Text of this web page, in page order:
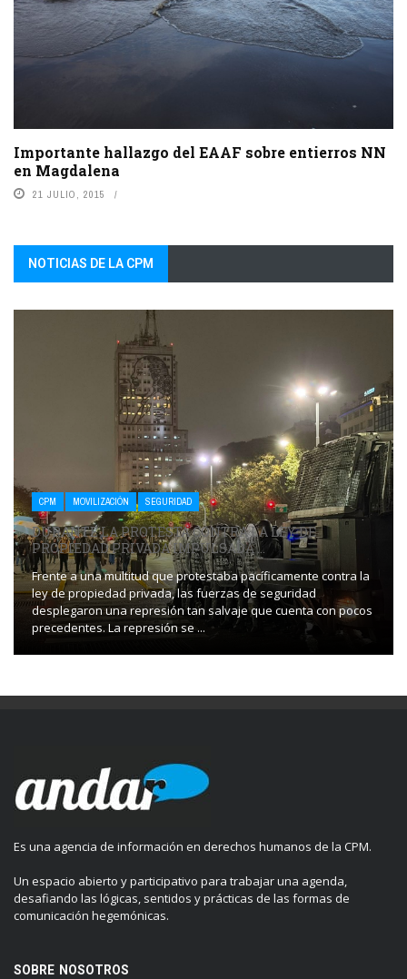
Importante hallazgo del EAAF sobre entierros NN
en Magdalena
21 JULIO, 2015
NOTICIAS DE LA CPM
CPM MOVILIZACIÓN SEGURIDAD
DURANTE LA PROTESTA CONTRA LA LEY DE
PROPIEDAD PRIVADA IMPULSADA ...
Frente a una multitud que protestaba pacíficamente contra la
ley de propiedad privada, las fuerzas de seguridad
desplegaron una represión tan salvaje que cuenta con pocos
precedentes. La represión se ...
Es una agencia de información en derechos humanos de la CPM.
Un espacio abierto y participativo para trabajar una agenda,
desafiando las lógicas, sentidos y prácticas de las formas de
comunicación hegemónicas.
SOBRE NOSOTROS